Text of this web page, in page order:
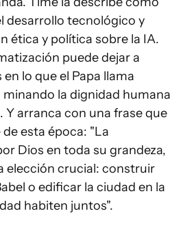
desarrollo tecnológico y
ética y política sobre la IA.
puede dejar a
lo que el Papa llama
la dignidad humana
Y arranca con una frase que
esta época: "La
Dios en toda su grandeza,
elección crucial: construir
o edificar la ciudad en la
habiten juntos".